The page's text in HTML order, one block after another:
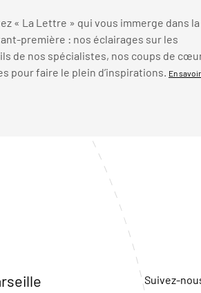
« La Lettre » qui vous immerge dans
première : nos éclairages sur les
de nos spécialistes, nos coups de
pour faire le plein d’inspirations. En
Suivez-